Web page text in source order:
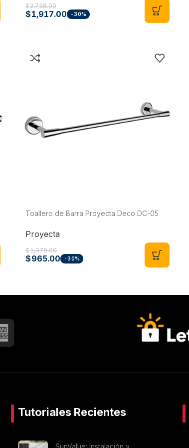
$2,738.00
$1,917.00 -30%
Toallero de Barra Proyecta Deco DC-05
Proyecta
$1,379.00
$965.00 -30%
Tutoriales Recientes
SunValue: Instalación y